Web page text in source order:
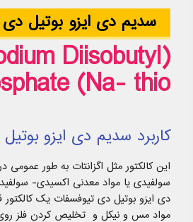
سدیم دی ایزو بوتیل
Diisobutyl
(Na- thio
کاربرد سدیم دی ایزو
این کالکتور مثل اگزانتات به طور عمومی
سولفیدی یا مواد معدنی اکسیدی-
دی ایزو بوتیل دی تیوفسفات یک
مواد مس و نیکل و تخلیص کردن فلز